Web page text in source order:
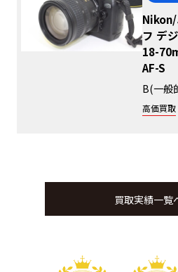
Nikon/
フ デ
18-
AF-S
B(一般
高価買取
買取実績一覧